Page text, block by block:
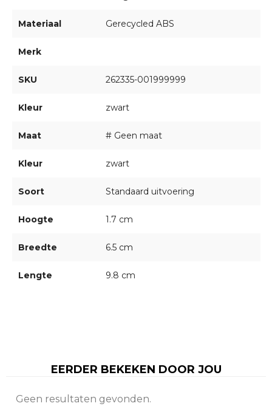
Materiaal Gerecycled ABS
Merk
SKU 262335-001999999
Kleur zwart
Maat # Geen maat
Kleur zwart
Soort Standaard uitvoering
Hoogte 1.7 cm
Breedte 6.5 cm
Lengte 9.8 cm
EERDER BEKEKEN DOOR JOU
Geen resultaten gevonden.